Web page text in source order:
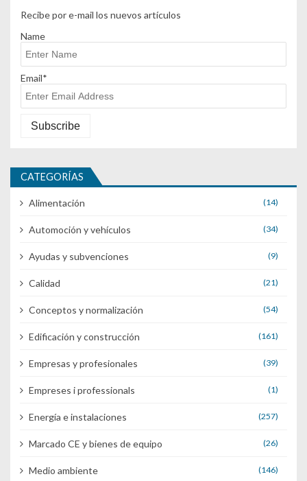
Recibe por e-mail los nuevos artículos
Name
Email*
CATEGORÍAS
Alimentación (14)
Automoción y vehículos (34)
Ayudas y subvenciones (9)
Calidad (21)
Conceptos y normalización (54)
Edificación y construcción (161)
Empresas y profesionales (39)
Empreses i professionals (1)
Energía e instalaciones (257)
Marcado CE y bienes de equipo (26)
Medio ambiente (146)